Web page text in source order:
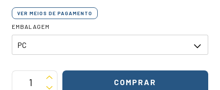
VER MEIOS DE PAGAMENTO
EMBALAGEM